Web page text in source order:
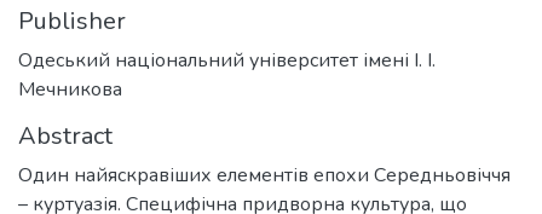
Publisher
Одеський національний університет імені І. І.
Мечникова
Abstract
Один найяскравіших елементів епохи Середньовіччя
– куртуазія. Специфічна придворна культура, що